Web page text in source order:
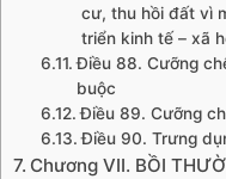
cư, thu hồi đất vì
triển kinh tế – xã
Điều 88. Cưỡng
buộc
Điều 89. Cưỡng
Điều 90. Trưng
Chương VII. BỒI